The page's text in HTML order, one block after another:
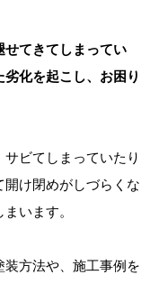
せてきてしまってい
化を起こし、お困り
ビてしまっていたり
け閉めがしづらくな
います。
方法や、施工事例を